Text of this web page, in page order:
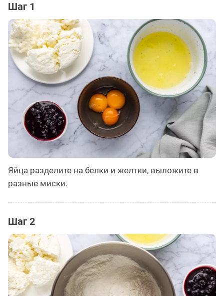
Шаг 1
Яйца разделите на белки и желтки, выложите в
разные миски.
Шаг 2